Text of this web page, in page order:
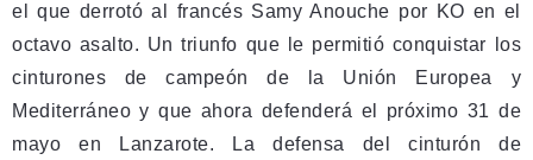
el que derrotó al francés Samy Anouche por KO en el
octavo asalto. Un triunfo que le permitió conquistar los
cinturones de campeón de la Unión Europea y
Mediterráneo y que ahora defenderá el próximo 31 de
mayo en Lanzarote. La defensa del cinturón de